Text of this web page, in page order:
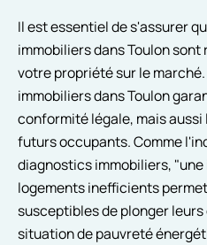
Il est essentiel de s'assurer
immobiliers dans Toulon
votre propriété sur le
immobiliers dans Toulon
conformité légale, mais
futurs occupants. Comme
diagnostics immobiliers,
logements inefficients
susceptibles de plonger
situation de pauvreté